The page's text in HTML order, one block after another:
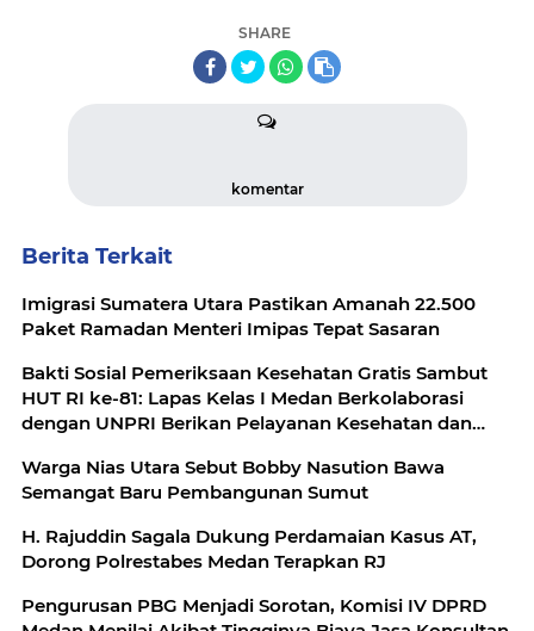
SHARE
komentar
Berita Terkait
Imigrasi Sumatera Utara Pastikan Amanah 22.500
Paket Ramadan Menteri Imipas Tepat Sasaran
Bakti Sosial Pemeriksaan Kesehatan Gratis Sambut
HUT RI ke-81: Lapas Kelas I Medan Berkolaborasi
dengan UNPRI Berikan Pelayanan Kesehatan dan
Warga Nias Utara Sebut Bobby Nasution Bawa
Semangat Baru Pembangunan Sumut
H. Rajuddin Sagala Dukung Perdamaian Kasus AT,
Dorong Polrestabes Medan Terapkan RJ
Pengurusan PBG Menjadi Sorotan, Komisi IV DPRD